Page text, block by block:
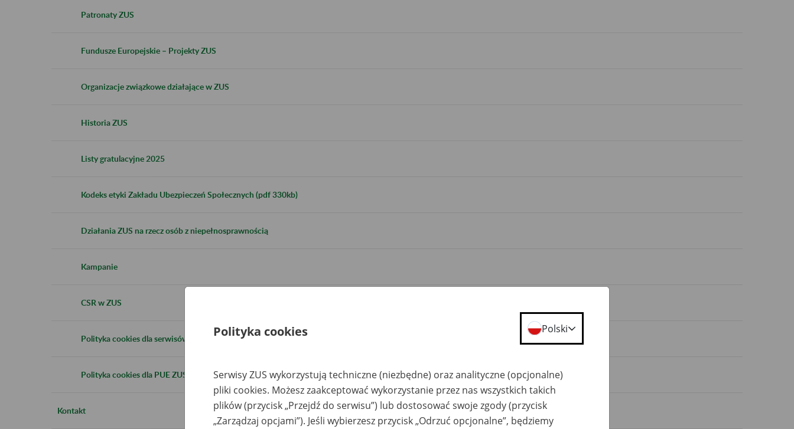
Patronaty ZUS
Fundusze Europejskie – Projekty ZUS
Organizacje związkowe działające w ZUS
Historia ZUS
Listy gratulacyjne 2025
Kodeks etyki Zakładu Ubezpieczeń Społecznych (pdf 330kb)
Działania ZUS na rzecz osób z niepełnosprawnością
Kampanie
CSR w ZUS
Polityka cookies dla serwisów internetowych ZUS
Polityka cookies dla PUE ZUS/eZUS
Kontakt
Polityka cookies Polski
Serwisy ZUS wykorzystują techniczne (niezbędne) oraz analityczne (opcjonalne)
pliki cookies. Możesz zaakceptować wykorzystanie przez nas wszystkich takich
plików (przycisk „Przejdź do serwisu”) lub dostosować swoje zgody (przycisk
„Zarządzaj opcjami”). Jeśli wybierzesz przycisk „Odrzuć opcjonalne”, będziemy